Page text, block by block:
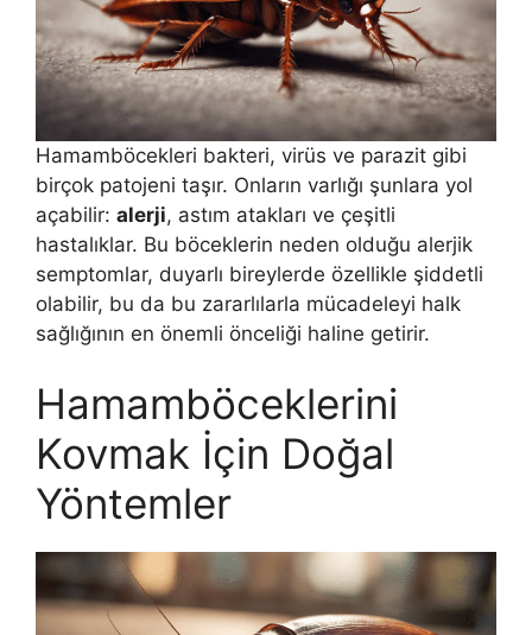
Hamamböcekleri bakteri, virüs ve parazit gibi
birçok patojeni taşır. Onların varlığı şunlara yol
açabilir: alerji, astım atakları ve çeşitli
hastalıklar. Bu böceklerin neden olduğu alerjik
semptomlar, duyarlı bireylerde özellikle şiddetli
olabilir, bu da bu zararlılarla mücadeleyi halk
sağlığının en önemli önceliği haline getirir.
Hamamböceklerini
Kovmak İçin Doğal
Yöntemler